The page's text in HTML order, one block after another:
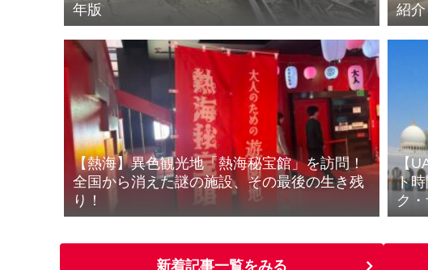
年版
【熱海】異色観光地「熱海秘宝館」を訪問！
全国から消えた謎の施設、その最後の生き残
り！
新着記事一覧をみる
紹介
【
ト
ク